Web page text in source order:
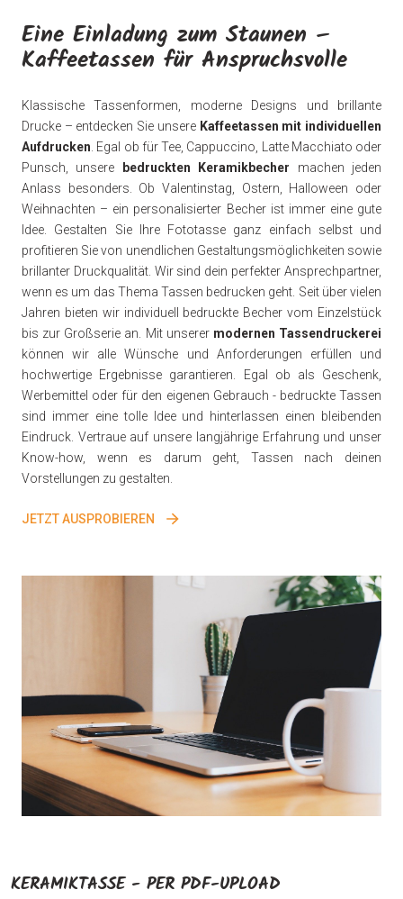
KERAMIKTASSE - PER PDF-UPLOAD
Eine Einladung zum Staunen –
Kaffeetassen für Anspruchsvolle
Klassische Tassenformen, moderne Designs und brillante
Drucke – entdecken Sie unsere Kaffeetassen mit individuellen
Aufdrucken. Egal ob für Tee, Cappuccino, Latte Macchiato oder
Punsch, unsere
bedruckten Keramikbecher machen jeden
Anlass besonders. Ob Valentinstag, Ostern, Halloween oder
Weihnachten – ein personalisierter Becher ist immer eine gute
Idee. Gestalten Sie Ihre Fototasse ganz einfach selbst und
profitieren Sie von unendlichen Gestaltungsmöglichkeiten sowie
brillanter Druckqualität. Wir sind dein perfekter Ansprechpartner,
wenn es um das Thema Tassen bedrucken geht. Seit über vielen
Jahren bieten wir individuell bedruckte Becher vom Einzelstück
bis zur Großserie an. Mit unserer modernen Tassendruckerei
können wir alle Wünsche und Anforderungen erfüllen und
hochwertige Ergebnisse garantieren. Egal ob als Geschenk,
Werbemittel oder für den eigenen Gebrauch - bedruckte Tassen
sind immer eine tolle Idee und hinterlassen einen bleibenden
Eindruck. Vertraue auf unsere langjährige Erfahrung und unser
Know-how, wenn es darum geht, Tassen nach deinen
Vorstellungen zu gestalten.
JETZT AUSPROBIEREN